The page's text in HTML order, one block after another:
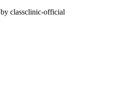
classclinic-official